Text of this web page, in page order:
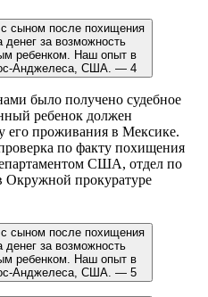
было получено судебное
ребенок должен
его проживания в Мексике.
по факту похищения
США, отдел по
Окружной прокуратуре